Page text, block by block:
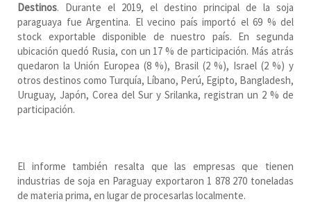
Destinos. Durante el 2019, el destino principal de la soja
paraguaya fue Argentina. El vecino país importó el 69 % del
stock exportable disponible de nuestro país. En segunda
ubicación quedó Rusia, con un 17 % de participación. Más atrás
quedaron la Unión Europea (8 %), Brasil (2 %), Israel (2 %) y
otros destinos como Turquía, Líbano, Perú, Egipto, Bangladesh,
Uruguay, Japón, Corea del Sur y Srilanka, registran un 2 % de
participación.
El informe también resalta que las empresas que tienen
industrias de soja en Paraguay exportaron 1 878 270 toneladas
de materia prima, en lugar de procesarlas localmente.